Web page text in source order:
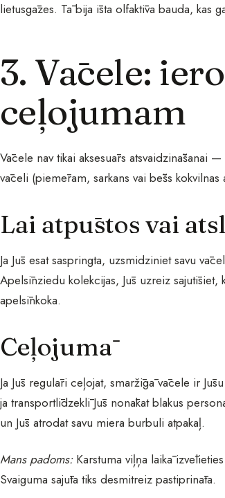
lietusgāzes. Tā bija īsta olfaktīva bauda,
3. Vācele:
ceļojumam
Vācele nav tikai aksesuārs atsvaidzināšanai
vāceli (piemēram, sarkans vai bēšs
Lai atpūstos vai
Ja Jūs esat saspringta, uzsmidziniet savu
Apelsīnziedu kolekcijas, Jūs uzreiz
apelsīnkoka.
Ceļojumā
Ja Jūs regulāri ceļojat, smaržīgā vācele ir
ja transportlīdzeklī Jūs nonākat blakus
un Jūs atrodat savu miera burbuli atpakaļ.
Mans padoms:Karstuma viļņa laikā
Svaiguma sajūta tiks desmitreiz pastiprināta.